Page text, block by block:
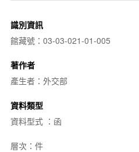
識別資訊
館藏號：03-03-021-01-005
著作者
產生者：外交部
資料類型
資料型式 ：函
層次：件